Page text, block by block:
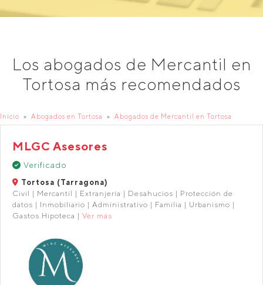
Los abogados de Mercantil en
Tortosa más recomendados
Inicio Abogados en Tortosa Abogados de Mercantil en Tortosa
MLGC Asesores
Verificado
Tortosa (Tarragona)
Civil | Mercantil | Extranjería | Desahucios | Protección de
datos | Inmobiliario | Administrativo | Familia | Urbanismo |
Gastos Hipoteca | Ver más